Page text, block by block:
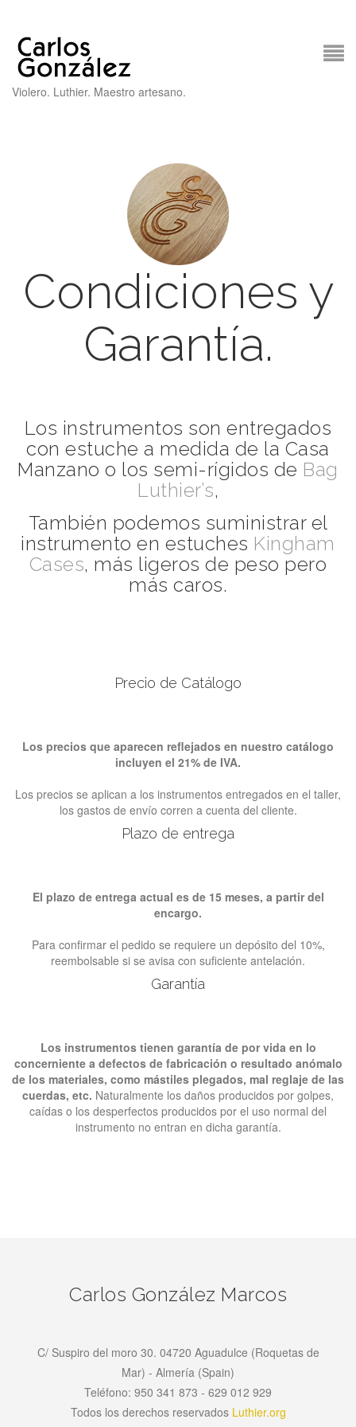
Violero. Luthier. Maestro artesano.
Condiciones y
Garantía.
Los instrumentos son entregados
con estuche a medida de la Casa
Manzano o los semi-rígidos de Bag
Luthier’s,
También podemos suministrar el
instrumento en estuches Kingham
Cases, más ligeros de peso pero
más caros.
Precio de Catálogo
Los precios que aparecen reflejados en nuestro catálogo
incluyen el 21% de IVA.
Los precios se aplican a los instrumentos entregados en el taller,
los gastos de envío corren a cuenta del cliente.
Plazo de entrega
El plazo de entrega actual es de 15 meses, a partir del
encargo.
Para confirmar el pedido se requiere un depósito del 10%,
reembolsable si se avisa con suficiente antelación.
Garantía
Los instrumentos tienen garantía de por vida en lo
concerniente a defectos de fabricación o resultado anómalo
de los materiales, como mástiles plegados, mal reglaje de las
cuerdas, etc. Naturalmente los daños producidos por golpes,
caídas o los desperfectos producidos por el uso normal del
instrumento no entran en dicha garantía.
Carlos González Marcos
C/ Suspiro del moro 30. 04720 Aguadulce (Roquetas de
Mar) - Almería (Spain)
Teléfono: 950 341 873 - 629 012 929
Todos los derechos reservados Luthier.org